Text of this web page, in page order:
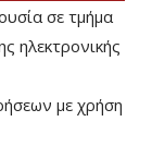
σε τμήμα
ηλεκτρονικής
με χρήση